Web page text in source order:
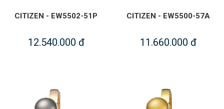
CITIZEN - EW5502-51P
12.540.000 đ
CITIZEN - EW5500-57A
11.660.000 đ